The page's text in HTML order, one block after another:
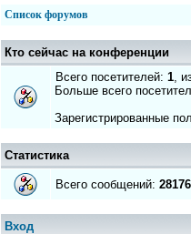
Список форумов
Кто сейчас на конференции
Всего посетителей: 1,
Больше всего
Зарегистрированные
Статистика
Всего сообщений: 28176
Вход